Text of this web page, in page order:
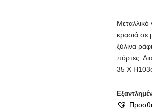
Μεταλλικό
κρασιά
ξύλινα
πόρτες.
35 Χ